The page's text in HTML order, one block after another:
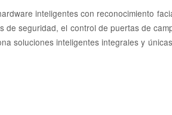
inteligentes con reconocimiento
de seguridad, el control de puertas de
soluciones inteligentes integrales y